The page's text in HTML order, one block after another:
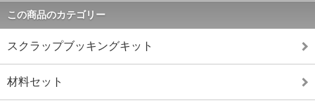
この商品のカテゴリー
スクラップブッキングキット
材料セット